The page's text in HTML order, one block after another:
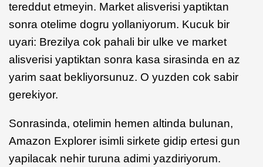
tereddut etmeyin. Market alisverisi yaptiktan
sonra otelime dogru yollaniyorum. Kucuk bir
uyari: Brezilya cok pahali bir ulke ve market
alisverisi yaptiktan sonra kasa sirasinda en az
yarim saat bekliyorsunuz. O yuzden cok sabir
gerekiyor.
Sonrasinda, otelimin hemen altinda bulunan,
Amazon Explorer isimli sirkete gidip ertesi gun
yapilacak nehir turuna adimi yazdiriyorum.